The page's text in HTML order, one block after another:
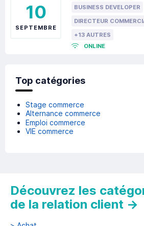
10
SEPTEMBRE
BUSINESS DEVELOPER
DIRECTEUR
+13 AUTRES
ONLINE
Top catégories
Stage commerce
Alternance commerce
Emploi commerce
VIE commerce
Découvrez les
de la relation client →